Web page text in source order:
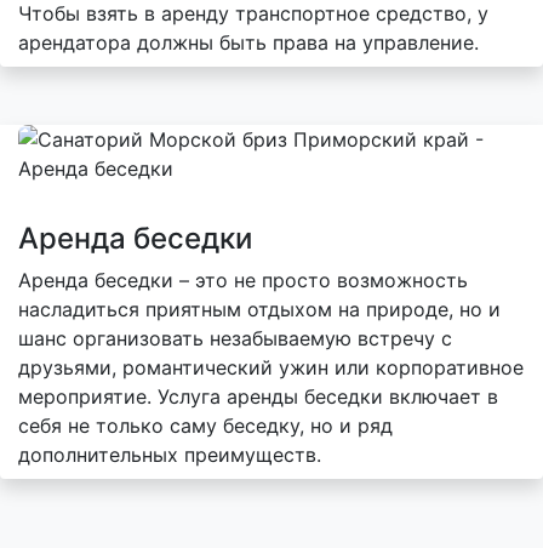
Чтобы взять в аренду транспортное средство, у
арендатора должны быть права на управление.
Аренда беседки
Аренда беседки – это не просто возможность
насладиться приятным отдыхом на природе, но и
шанс организовать незабываемую встречу с
друзьями, романтический ужин или корпоративное
мероприятие. Услуга аренды беседки включает в
себя не только саму беседку, но и ряд
дополнительных преимуществ.